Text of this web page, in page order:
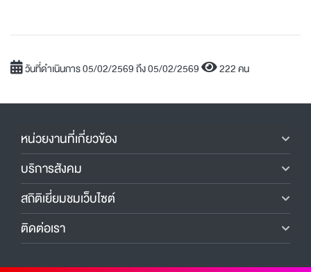
วันที่ดำเนินการ 05/02/2569 ถึง 05/02/2569 222 คน
หน่วยงานที่เกี่ยวข้อง
บริการสังคม
สถิติเยี่ยมชมเว็บไซต์
ติดต่อเรา